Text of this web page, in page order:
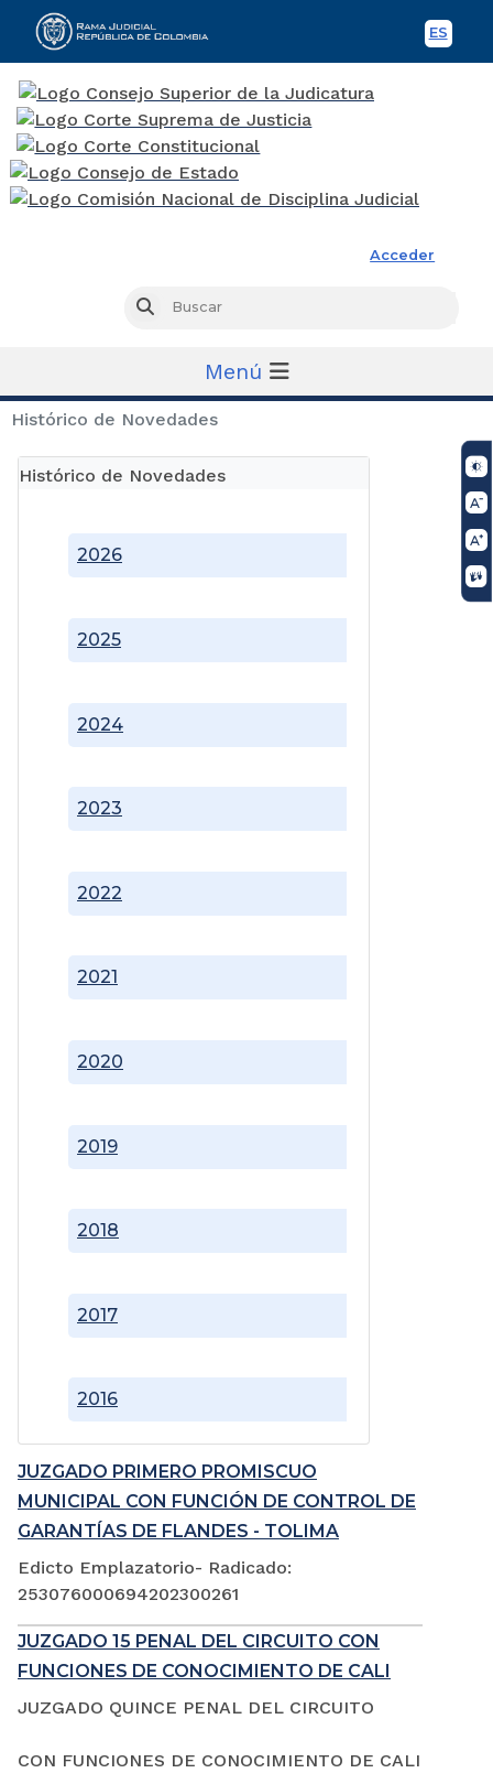
ES
Acceder
Buscar
Menú
Histórico de Novedades
Histórico de Novedades
2016
2017
2018
2019
2020
2021
2022
2023
2024
2025
2026
JUZGADO PRIMERO PROMISCUO
MUNICIPAL CON FUNCIÓN DE CONTROL DE
GARANTÍAS DE FLANDES - TOLIMA
Edicto Emplazatorio- Radicado:
253076000694202300261
JUZGADO 15 PENAL DEL CIRCUITO CON
FUNCIONES DE CONOCIMIENTO DE CALI
JUZGADO QUINCE PENAL DEL CIRCUITO
CON FUNCIONES DE CONOCIMIENTO DE CALI